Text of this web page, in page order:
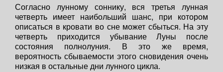
Согласно лунному соннику, вся третья лунная
четверть имеет наибольший шанс, при котором
описаться в кровати во сне может сбыться. На эту
четверть приходится убывание Луны после
состояния полнолуния. В это же время,
вероятность сбываемости этого сновидения очень
низкая в остальные дни лунного цикла.